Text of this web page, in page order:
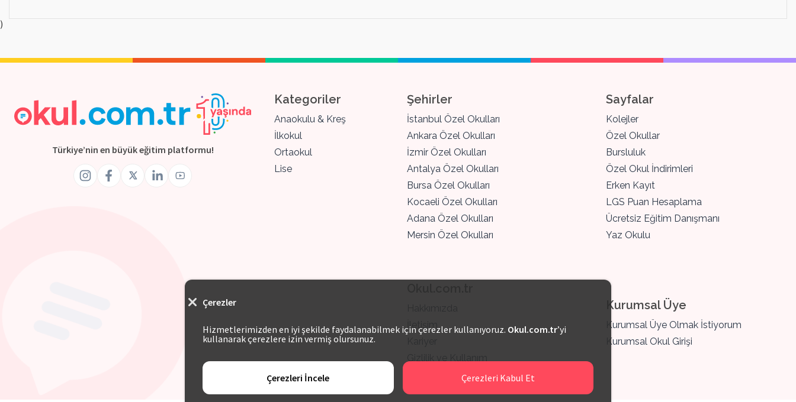
)
Türkiye’nin en büyük eğitim platformu!
Kategoriler
Anaokulu & Kreş
İlkokul
Ortaokul
Lise
Şehirler
İstanbul Özel Okulları
Ankara Özel Okulları
İzmir Özel Okulları
Antalya Özel Okulları
Bursa Özel Okulları
Kocaeli Özel Okulları
Adana Özel Okulları
Mersin Özel Okulları
İletişim
Sayfalar
Kolejler
Özel Okullar
Bursluluk
Özel Okul İndirimleri
Erken Kayıt
LGS Puan Hesaplama
Ücretsiz Eğitim Danışmanı
Yaz Okulu
Kurumsal Üye
Kurumsal Üye Olmak İstiyorum
Kurumsal Okul Girişi
Çerezler
Hizmetlerimizden en iyi şekilde faydalanabilmek için çerezler kullanıyoruz. Okul.com.tr’yi
kullanarak çerezlere izin vermiş olursunuz.
Çerezleri İncele Çerezleri Kabul Et